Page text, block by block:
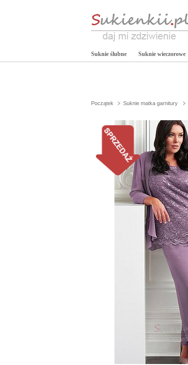
Suknie ślubne Suknie wieczorowe
Początek Suknie matka garnitury